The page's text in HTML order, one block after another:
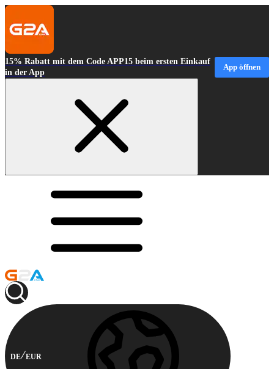
15% Rabatt mit dem Code APP15 beim ersten Einkauf
in der App
App öffnen
DE EUR